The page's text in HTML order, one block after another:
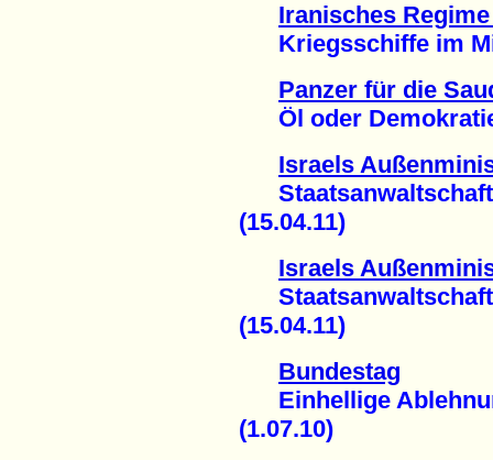
Iranisches
Kriegsschiffe im
Panzer für die
Öl oder Demokratie
Israels
(15.04.11)
Israels
(15.04.11)
Bundestag
Einhellige
(1.07.10)